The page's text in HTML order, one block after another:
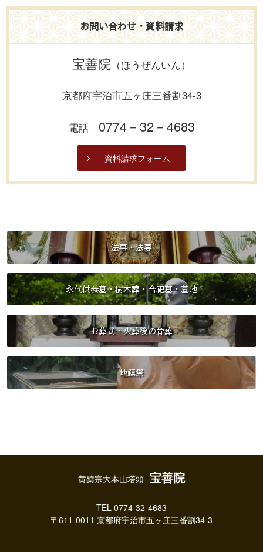
お問い合わせ・資料請求
宝善院 （ほうぜんいん）
京都府宇治市五ヶ庄三番割34-3
電話 0774－32－4683
資料請求フォーム
法事・法要
永代供養墓・樹木葬・合祀墓・墓地
お葬式・火葬後の骨葬
地鎮祭
黄檗宗大本山塔頭 宝善院
TEL 0774-32-4683
〒611-0011 京都府宇治市五ヶ庄三番割34-3